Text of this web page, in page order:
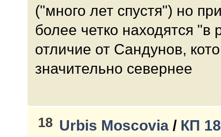
("много лет спустя") но
более четко находятся
отличие от Сандунов,
значительно севернее
18 Urbis Moscovia / КП